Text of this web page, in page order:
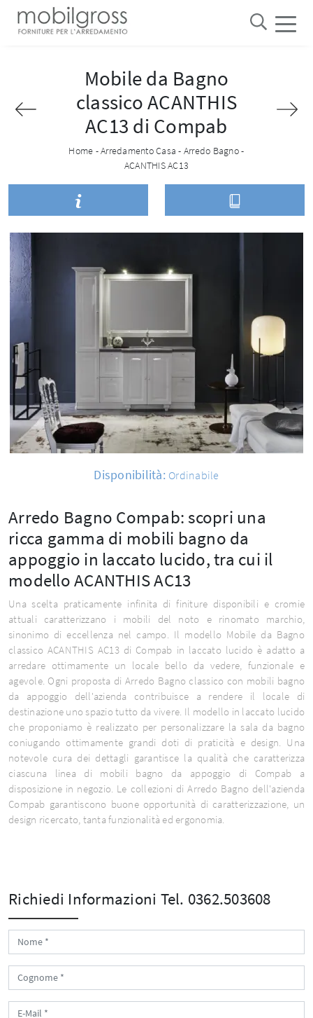
Mobile da Bagno
classico ACANTHIS
AC13 di Compab
Home -Arredamento Casa - Arredo Bagno-
ACANTHIS AC13
Disponibilità: Ordinabile
Arredo Bagno Compab: scopri una
ricca gamma di mobili bagno da
appoggio in laccato lucido, tra cui il
modello ACANTHIS AC13
Una scelta praticamente infinita di finiture disponibili e cromie
attuali caratterizzano i mobili del noto e rinomato marchio,
sinonimo di eccellenza nel campo. Il modello Mobile da Bagno
classico ACANTHIS AC13 di Compab in laccato lucido è adatto a
arredare ottimamente un locale bello da vedere, funzionale e
agevole. Ogni proposta di Arredo Bagno classico con mobili bagno
da appoggio dell'azienda contribuisce a rendere il locale di
destinazione uno spazio tutto da vivere. Il modello in laccato lucido
che proponiamo è realizzato per personalizzare la sala da bagno
coniugando ottimamente grandi doti di praticità e design. Una
notevole cura dei dettagli garantisce la qualità che caratterizza
ciascuna linea di mobili bagno da appoggio di Compab a
disposizione in negozio. Le collezioni di Arredo Bagno dell'azienda
Compab garantiscono buone opportunità di caratterizzazione, un
design ricercato, tanta funzionalità ed ergonomia.
Richiedi Informazioni Tel. 0362.503608